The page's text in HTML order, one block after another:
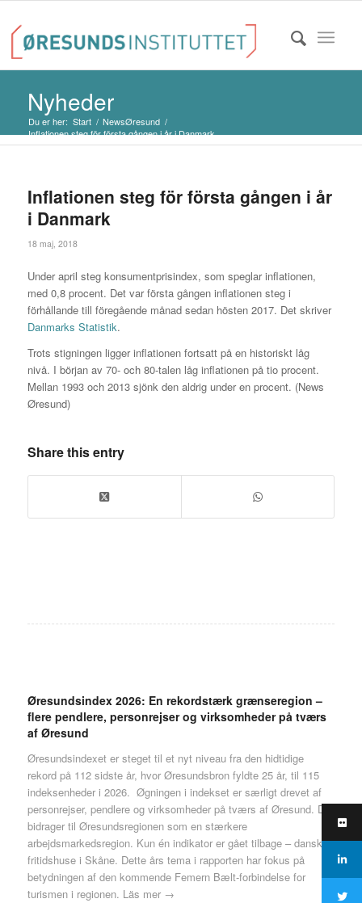
Nyheder
Du er her: Start / NewsØresund /
Inflationen steg för första gången i år i Danmark
Inflationen steg för första gången i år
i Danmark
18 maj, 2018
Under april steg konsumentprisindex, som speglar inflationen,
med 0,8 procent. Det var första gången inflationen steg i
förhållande till föregående månad sedan hösten 2017. Det skriver
Danmarks Statistik.
Trots stigningen ligger inflationen fortsatt på en historiskt låg
nivå. I början av 70- och 80-talen låg inflationen på tio procent.
Mellan 1993 och 2013 sjönk den aldrig under en procent. (News
Øresund)
Share this entry
Øresundsindex 2026: En rekordstærk grænseregion –
flere pendlere, personrejser og virksomheder på tværs
af Øresund
Øresundsindexet er steget til et nyt niveau fra den hidtidige
rekord på 112 sidste år, hvor Øresundsbron fyldte 25 år, til 115
indeksenheder i 2026. Øgningen i indekset er særligt drevet af
personrejser, pendlere og virksomheder på tværs af Øresund. Det
bidrager til Øresundsregionen som en stærkere
arbejdsmarkedsregion. Kun én indikator er gået tilbage – danske
fritidshuse i Skåne. Dette års tema i rapporten har fokus på
betydningen af den kommende Femern Bælt-forbindelse for
turismen i regionen. Läs mer →